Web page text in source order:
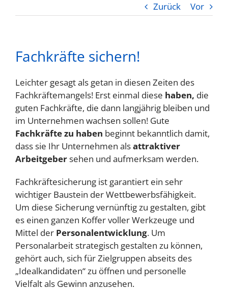
Zurück Vor
Fachkräfte sichern!
Leichter gesagt als getan in diesen Zeiten des
Fachkräftemangels! Erst einmal diese haben, die
guten Fachkräfte, die dann langjährig bleiben und
im Unternehmen wachsen sollen! Gute
Fachkräftezu haben beginnt bekanntlich damit,
dass sie Ihr Unternehmen alsattraktiver
Arbeitgebersehen und aufmerksam werden.
Fachkräftesicherung ist garantiert ein sehr
wichtiger Baustein der Wettbewerbsfähigkeit.
Um diese Sicherung vernünftig zu gestalten, gibt
es einen ganzen Koffer voller Werkzeuge und
Mittel der Personalentwicklung. Um
Personalarbeit strategisch gestalten zu können,
gehört auch, sich für Zielgruppen abseits des
„Idealkandidaten“ zu öffnen und personelle
Vielfalt als Gewinn anzusehen.